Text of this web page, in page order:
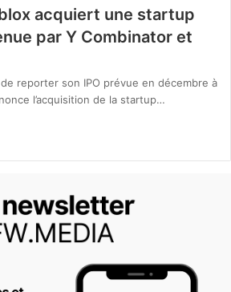
acquiert une startup
par Y Combinator et
reporter son IPO prévue en décembre à
l’acquisition de la startup…